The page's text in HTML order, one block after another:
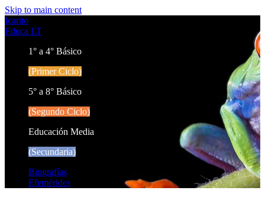
Skip to main content
Icarito
Educa LT
1° a 4° Básico
(Primer Ciclo)
5° a 8° Básico
(Segundo Ciclo)
Educación Media
(Secundaria)
Biografías
Efemérides